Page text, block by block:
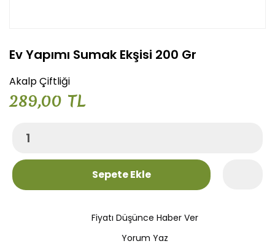
Ev Yapımı Sumak Ekşisi 200 Gr
Akalp Çiftliği
289,00 TL
Sepete Ekle
Fiyatı Düşünce Haber Ver
Yorum Yaz